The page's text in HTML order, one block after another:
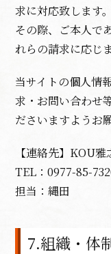
求に対応致します。
その際、ご本人で
れらの請求に応じ
当サイトの個人情
求・お問い合わせ
ださいますようお
【連絡先】KOU雅
TEL：0977-85-
担当：縄田
7.組織・体